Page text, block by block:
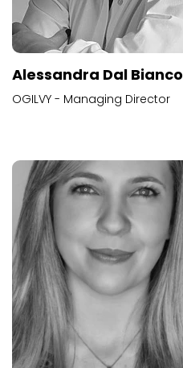
Alessandra Dal Bianco
OGILVY - Managing Director